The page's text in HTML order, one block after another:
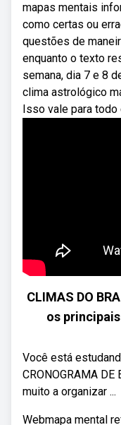
mapas mentais
como certas ou
questões de
enquanto o texto
semana, dia 7 e 8
clima astrológico
Isso vale para todo
CLIMAS DO
os
Você está
CRONOGRAMA
muito a organizar ...
Webmapa mental